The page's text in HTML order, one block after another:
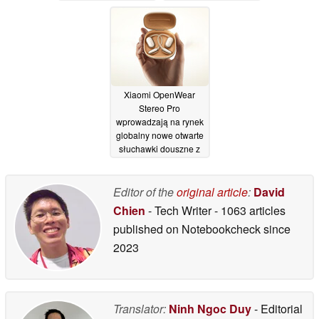
Xiaomi OpenWear
Stereo Pro
wprowadzają na rynek
globalny nowe otwarte
słuchawki douszne z
Editor of theoriginal article: David
Chien - Tech Writer- 1063 articles
published on Notebookchecksince
2023
Translator: Ninh Ngoc Duy- Editorial